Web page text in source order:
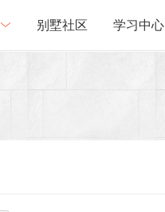
别墅社区 学习中心